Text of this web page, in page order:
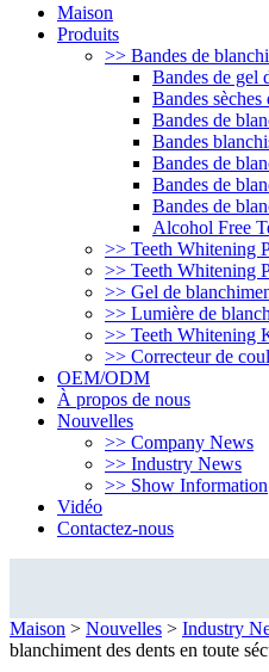
Maison
Produits
>> Bandes de
Bandes de gel
Bandes
Bandes de
Bandes
Bandes de
Bandes de
Bandes de
Alcohol Free
>> Teeth Whitening
>> Teeth Whitening
>> Gel de
>> Lumière de
>> Teeth Whitening
>> Correcteur de
OEM/ODM
À propos de nous
Nouvelles
>> Company News
>> Industry News
>> Show Information
Vidéo
Contactez-nous
Maison > Nouvelles > Industry
blanchiment des dents en toute